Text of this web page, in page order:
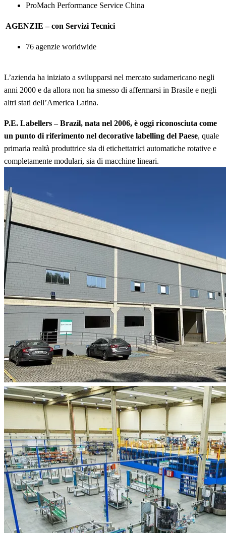
ProMach Performance Service China
AGENZIE – con Servizi Tecnici
76 agenzie worldwide
L’azienda ha iniziato a svilupparsi nel mercato sudamericano negli
anni 2000 e da allora non ha smesso di affermarsi in Brasile e negli
altri stati dell’America Latina.
P.E. Labellers – Brazil, nata nel 2006, è oggi riconosciuta come
un punto di riferimento nel decorative labelling del Paese, quale
primaria realtà produttrice sia di etichettatrici automatiche rotative e
completamente modulari, sia di macchine lineari.